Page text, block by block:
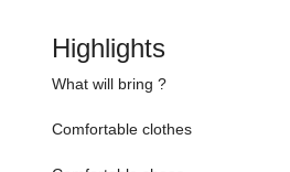
Highlights
What will bring ?
Comfortable clothes